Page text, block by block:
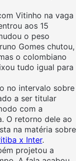
Vitinho na vaga
aos 15
o peso
Gomes chutou,
o colombiano
tudo igual para
no intervalo sobre
a ser titular
com a
O retorno dele ao
na matéria sobre
x Inter.
projetou a